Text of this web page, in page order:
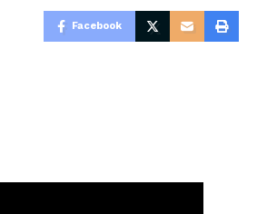
Facebook